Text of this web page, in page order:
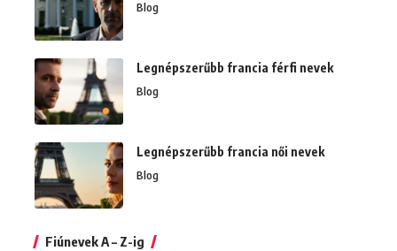
Blog
Legnépszerűbb francia férfi nevek
Blog
Legnépszerűbb francia női nevek
Blog
Fiúnevek A – Z-ig